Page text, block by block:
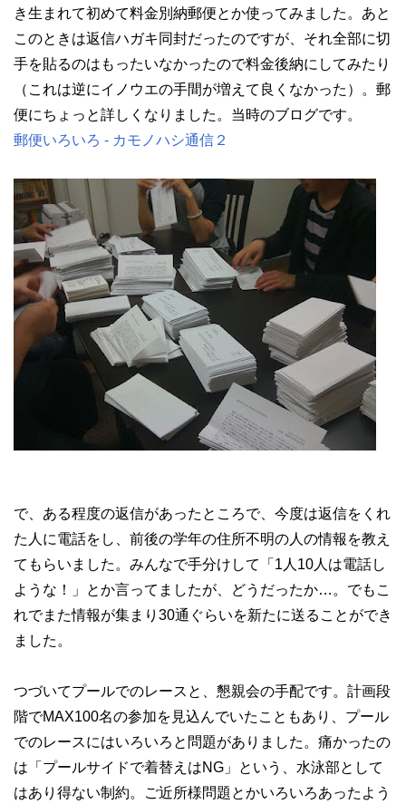
き生まれて初めて料金別納郵便とか使ってみました。あと
このときは返信ハガキ同封だったのですが、それ全部に切
手を貼るのはもったいなかったので料金後納にしてみたり
（これは逆にイノウエの手間が増えて良くなかった）。郵
便にちょっと詳しくなりました。当時のブログです。
郵便いろいろ - カモノハシ通信２
で、ある程度の返信があったところで、今度は返信をくれ
た人に電話をし、前後の学年の住所不明の人の情報を教え
てもらいました。みんなで手分けして「1人10人は電話し
ような！」とか言ってましたが、どうだったか…。でもこ
れでまた情報が集まり30通ぐらいを新たに送ることができ
ました。
つづいてプールでのレースと、懇親会の手配です。計画段
階でMAX100名の参加を見込んでいたこともあり、プール
でのレースにはいろいろと問題がありました。痛かったの
は「プールサイドで着替えはNG」という、水泳部として
はあり得ない制約。ご近所様問題とかいろいろあったよう